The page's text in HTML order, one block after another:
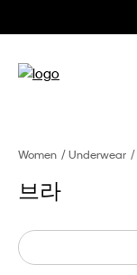
Women Underwear
브라